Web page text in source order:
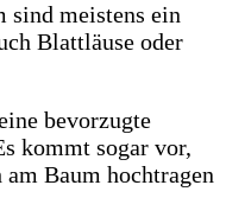
sind meistens ein
Blattläuse oder
bevorzugte
kommt sogar vor,
Baum hochtragen